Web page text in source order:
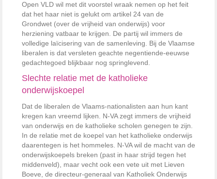
Open VLD wil met dit voorstel wraak nemen op het feit
dat het haar niet is gelukt om artikel 24 van de
Grondwet (over de vrijheid van onderwijs) voor
herziening vatbaar te krijgen. De partij wil immers de
volledige laïcisering van de samenleving. Bij de Vlaamse
liberalen is dat versleten geachte negentiende-eeuwse
gedachtegoed blijkbaar nog springlevend.
Slechte relatie met de katholieke
onderwijskoepel
Dat de liberalen de Vlaams-nationalisten aan hun kant
kregen kan vreemd lijken. N-VA zegt immers de vrijheid
van onderwijs en de katholieke scholen genegen te zijn.
In de relatie met de koepel van het katholieke onderwijs
daarentegen is het hommeles. N-VA wil de macht van de
onderwijskoepels breken (past in haar strijd tegen het
middenveld), maar vecht ook een vete uit met Lieven
Boeve, de directeur-generaal van Katholiek Onderwijs